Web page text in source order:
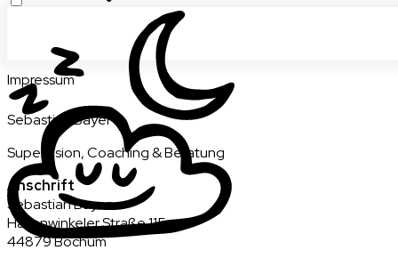
Impressum
Sebastian Bayer
Supervision, Coaching & Beratung
Anschrift
Sebastian Bayer
Hasenwinkeler Straße115
44879Bochum